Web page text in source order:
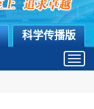
科学传播版